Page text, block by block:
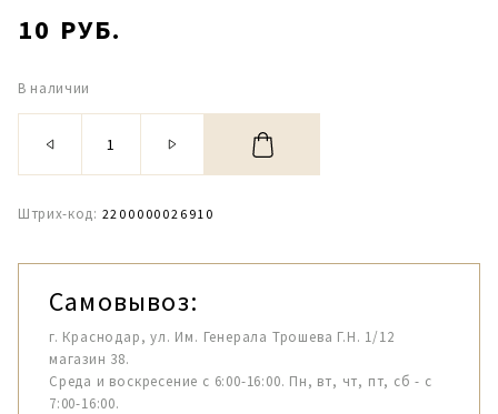
10 РУБ.
В наличии
Штрих-код: 2200000026910
Самовывоз:
г. Краснодар, ул. Им. Генерала Трошева Г.Н. 1/12
магазин 38.
Среда и воскресение с 6:00-16:00. Пн, вт, чт, пт, сб - с
7:00-16:00.